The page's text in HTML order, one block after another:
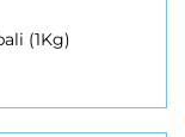
(1Kg)